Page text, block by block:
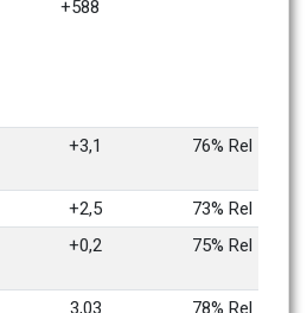
+588
+3,1 76% Rel
+2,5
73% Rel
+0,2 75% Rel
3,03 78% Rel